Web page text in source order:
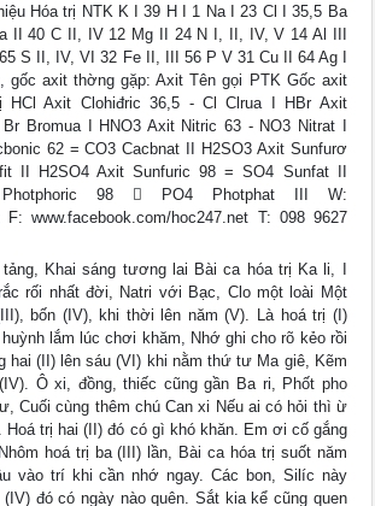
Hóa trị NTK K I 39 H I 1 Na I 23 Cl I 35,5 Ba
II 40 C II, IV 12 Mg II 24 N I, II, IV, V 14 Al III
S II, IV, VI 32 Fe II, III 56 P V 31 Cu II 64 Ag I
gốc axit thờng gặp: Axit Tên gọi PTK Gốc axit
HCl Axit Clohiđric 36,5 - Cl Clrua I HBr Axit
Bromua I HNO3 Axit Nitric 63 - NO3 Nitrat I
62 = CO3 Cacbnat II H2SO3 Axit Sunfurơ
II H2SO4 Axit Sunfuric 98 = SO4 Sunfat II
98  PO4 Photphat III W:
F: www.facebook.com/hoc247.net T: 098 9627
Khai sáng tương lai Bài ca hóa trị Ka li, I
rối nhất đời, Natri với Bạc, Clo một loài Một
bốn (IV), khi thời lên năm (V). Là hoá trị (I)
lắm lúc chơi khăm, Nhớ ghi cho rõ kẻo rồi
hai (II) lên sáu (VI) khi nằm thứ tư Ma giê, Kẽm
Ô xi, đồng, thiếc cũng gần Ba ri, Phốt pho
Cuối cùng thêm chú Can xi Nếu ai có hỏi thì ừ
Hoá trị hai (II) đó có gì khó khăn. Em ơi cố gắng
hoá trị ba (III) lần, Bài ca hóa trị suốt năm
vào trí khi cần nhớ ngay. Các bon, Silíc này
(IV) đó có ngày nào quên. Sắt kia kể cũng quen